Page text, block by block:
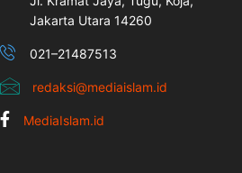
Jakarta Utara 14260
021–21487513
redaksi@mediaislam.id
MediaIslam.id